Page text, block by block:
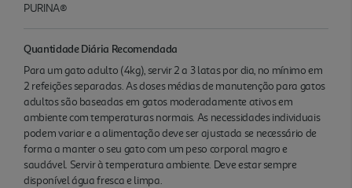
PURINA®
Quantidade Diária Recomendada
Para um gato adulto (4kg), servir 2 a 3 latas por dia, no mínimo em
2 refeições separadas. As doses médias de manutenção para gatos
adultos são baseadas em gatos moderadamente ativos em
ambiente com temperaturas normais. As necessidades individuais
podem variar e a alimentação deve ser ajustada se necessário de
forma a manter o seu gato com um peso corporal magro e
saudável. Servir à temperatura ambiente. Deve estar sempre
disponível água fresca e limpa.